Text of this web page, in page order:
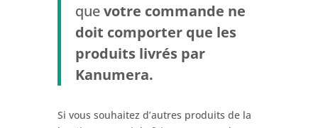
quevotre commande ne
doit comporter que les
produits livrés par
Kanumera.
Si vous souhaitez d’autres produits de la